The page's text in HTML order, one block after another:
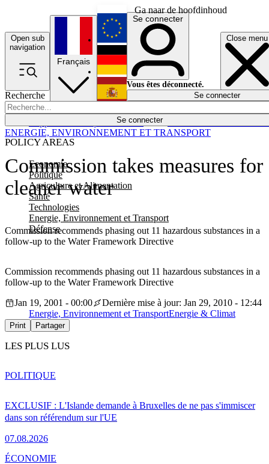
Ga naar de hoofdinhoud
Open sub
navigation
Close menu
Recherche
Se connecter
POLICY AREAS
Economie
Politique
Agriculture et Alimentation
Santé
Technologies
Energie, Environnement et Transport
Défense
Économie
Français
English
Deutsch
Español
Se connecter
Vous êtes déconnecté.
Se connecter
Commission takes measures for
cleaner water
Commission recommends phasing out 11 hazardous substances in a
follow-up to the Water Framework Directive
ENERGIE, ENVIRONNEMENT ET TRANSPORT
Commission recommends phasing out 11 hazardous substances in a
follow-up to the Water Framework Directive
Jan 19, 2001 - 00:00
Dernière mise à jour: Jan 29, 2010 - 12:44
Energie, Environnement et TransportEnergie & Climat
Print Partager
LES PLUS LUS
EXCLUSIF : L'Islande demande à Bruxelles de ne pas s'immiscer
dans son référendum sur l'UE
07.08.2026
POLITIQUE
ÉCONOMIE